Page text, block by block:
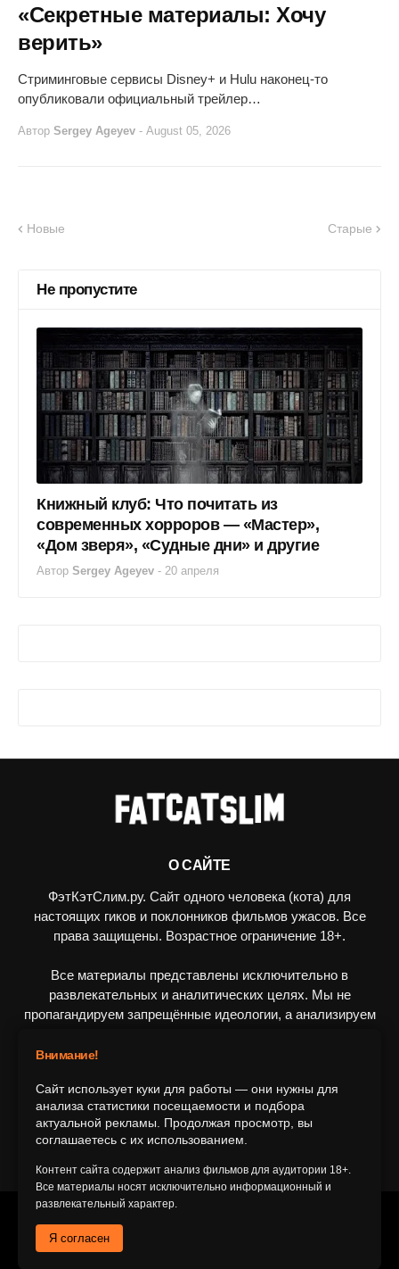
«Секретные материалы: Хочу
верить»
Стриминговые сервисы Disney+ и Hulu наконец-то
опубликовали официальный трейлер…
Автор Sergey Ageyev - August 05, 2026
Новые Старые
Не пропустите
Книжный клуб: Что почитать из
современных хорроров — «Мастер»,
«Дом зверя», «Судные дни» и другие
Автор Sergey Ageyev - 20 апреля
О САЙТЕ
ФэтКэтСлим.ру. Сайт одного человека (кота) для
настоящих гиков и поклонников фильмов ужасов. Все
права защищены. Возрастное ограничение 18+.
Все материалы представлены исключительно в
развлекательных и аналитических целях. Мы не
пропагандируем запрещённые идеологии, а анализируем
ПОДПИШИТЕСЬ НА НАС
Главная
Внимание!
Сайт использует куки для работы — они нужны для
анализа статистики посещаемости и подбора
актуальной рекламы. Продолжая просмотр, вы
соглашаетесь с их использованием.
Контент сайта содержит анализ фильмов для аудитории 18+.
Все материалы носят исключительно информационный и
развлекательный характер.
Я согласен